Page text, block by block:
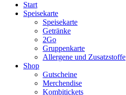
Start
Speisekarte
Speisekarte
Getränke
2Go
Gruppenkarte
Allergene und Zusatzstoffe
Shop
Gutscheine
Merchendise
Kombitickets